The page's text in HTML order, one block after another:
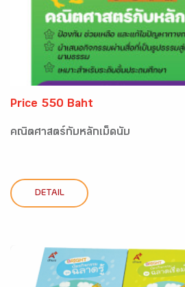
Price 550 Baht
คณิตศาสตร์กับหลักเม็ดนับ
DETAIL